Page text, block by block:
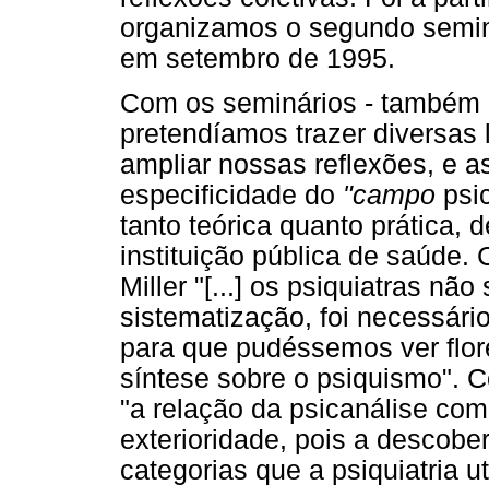
organizamos o segundo
em setembro de 1995.
Com os seminários -
pretendíamos trazer
ampliar nossas reflexões, e
especificidade do "campo
tanto teórica quanto prática,
instituição pública de saúde.
Miller "[...] os psiquiatras não
sistematização, foi
para que pudéssemos ver
síntese sobre o psiquismo".
"a relação da psicanálise
exterioridade, pois a
categorias que a psiquiatria